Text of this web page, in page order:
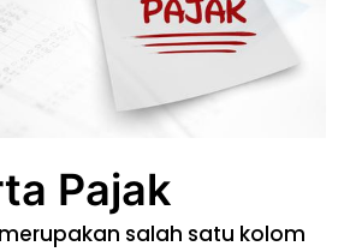
Pajak
salah satu kolom